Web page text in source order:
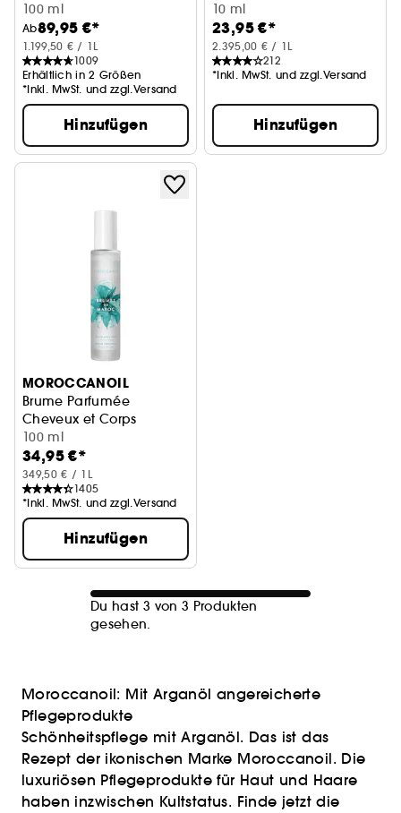
100 ml
Ab89,95 €*
1.199,50 € / 1L
1009
Erhältlich in 2 Größen
*Inkl. MwSt. und zzgl.Versand
Hinzufügen
10 ml
23,95 €*
2.395,00 € / 1L
212
*Inkl. MwSt. und zzgl.Versand
Hinzufügen
MOROCCANOIL
Brume Parfumée
Cheveux et Corps
Pflegespray
100 ml
34,95 €*
349,50 € / 1L
1405
*Inkl. MwSt. und zzgl.Versand
Hinzufügen
Du hast 3 von 3 Produkten
gesehen.
Moroccanoil: Mit Arganöl angereicherte
Pflegeprodukte
Schönheitspflege mit Arganöl. Das ist das
Rezept der ikonischen Marke Moroccanoil. Die
luxuriösen Pflegeprodukte für Haut und Haare
haben inzwischen Kultstatus. Finde jetzt die